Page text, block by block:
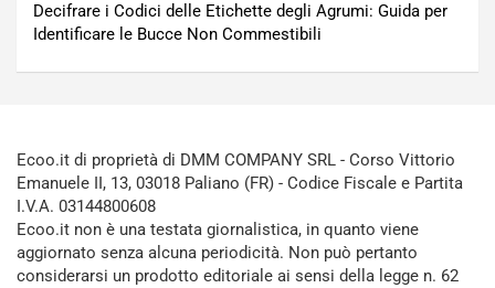
Decifrare i Codici delle Etichette degli Agrumi: Guida per
Identificare le Bucce Non Commestibili
Ecoo.it di proprietà di DMM COMPANY SRL - Corso Vittorio
Emanuele II, 13, 03018 Paliano (FR) - Codice Fiscale e Partita
I.V.A. 03144800608
Ecoo.it non è una testata giornalistica, in quanto viene
aggiornato senza alcuna periodicità. Non può pertanto
considerarsi un prodotto editoriale ai sensi della legge n. 62